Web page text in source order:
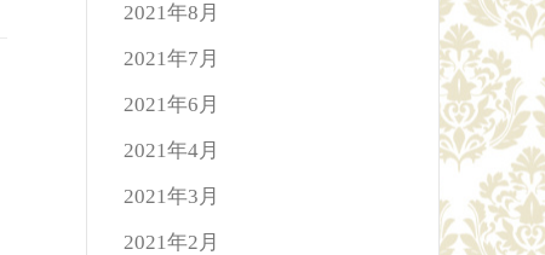
2021年8月
2021年7月
2021年6月
2021年4月
2021年3月
2021年2月